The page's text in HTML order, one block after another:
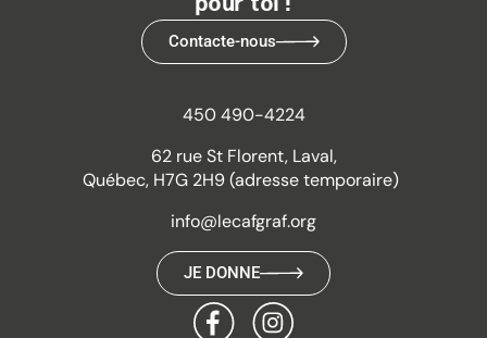
Contacte-nous
450 490-4224
62 rue St Florent, Laval,
Québec, H7G 2H9 (adresse temporaire)
info@lecafgraf.org
JE DONNE